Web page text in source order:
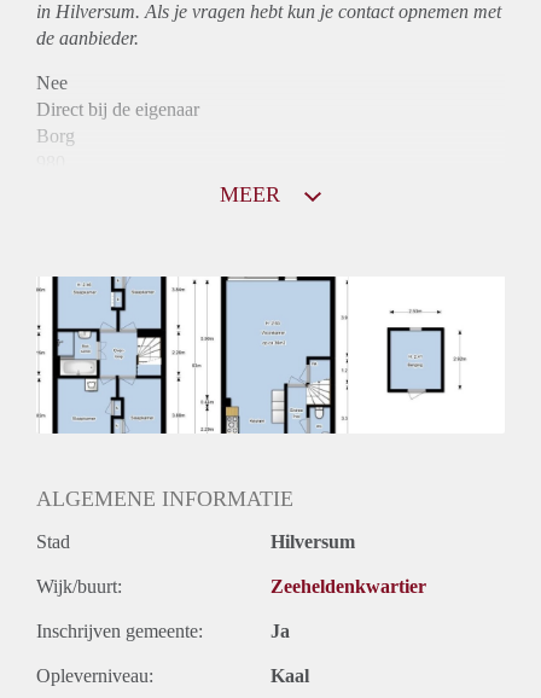
in Hilversum. Als je vragen hebt kun je contact opnemen met
de aanbieder.
Nee
Direct bij de eigenaar
Borg
Inkomen eis
2,8 X Maandhuur Bruto
Huurtermijn
Onbepaalde termijn
Oplevering
MEER
ALGEMENE INFORMATIE
Stad Hilversum
Wijk/buurt: Zeeheldenkwartier
Inschrijven gemeente: Ja
Opleverniveau: Kaal